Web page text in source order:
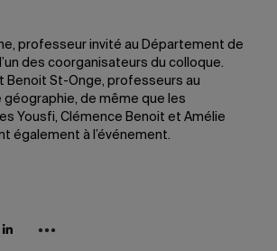
professeur invité au Département de
des coorganisateurs du colloque.
Benoit St-Onge, professeurs au
de même que les
Yousfi, Clémence Benoit et Amélie
également à l’événement.